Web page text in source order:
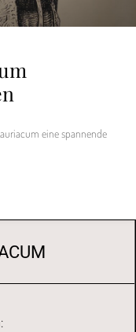
eine spannende